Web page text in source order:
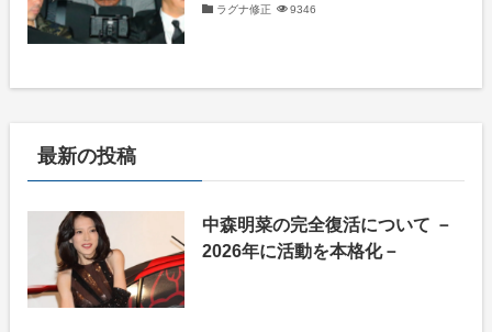
ラグナ修正 9346
最新の投稿
中森明菜の完全復活について －
2026年に活動を本格化－